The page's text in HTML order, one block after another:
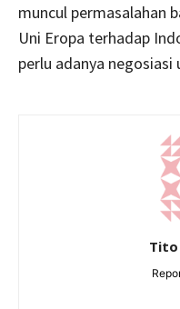
muncul permasalahan
Uni Eropa terhadap
perlu adanya negosiasi